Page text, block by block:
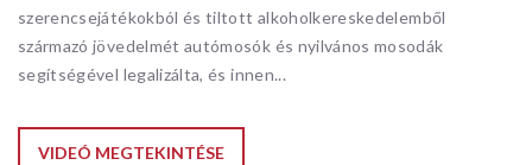
szerencsejátékokból és tiltott alkoholkereskedelemből
származó jövedelmét autómosók és nyilvános mosodák
segítségével legalizálta, és innen...
VIDEÓ MEGTEKINTÉSE